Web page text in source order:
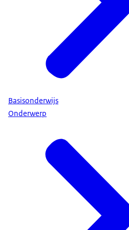
Basisonderwijs
Onderwerp